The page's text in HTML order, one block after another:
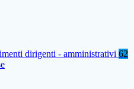
dirigenti - amministrativi 62